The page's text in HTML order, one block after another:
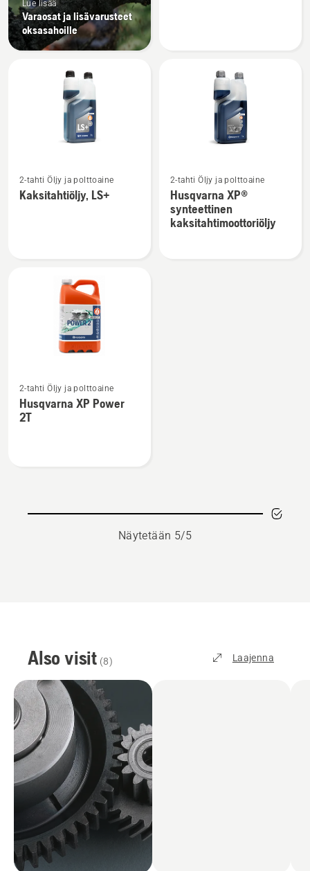
Lue lisää
Varaosat ja lisävarusteet
oksasahoille
lisätietoja
tuotteesta
2-tahti Öljy ja polttoaine
Kaksitahtiöljy, LS+
lisätietoja
tuotteesta
Husqvarna
2-tahti Öljy ja polttoaine
Husqvarna XP®
synteettinen
kaksitahtimoottoriöljy
lisätietoja
tuotteesta
Husqvarna
2-tahti Öljy ja polttoaine
Husqvarna XP Power
2T
Näytetään 5/5
Also visit (8) Laajenna